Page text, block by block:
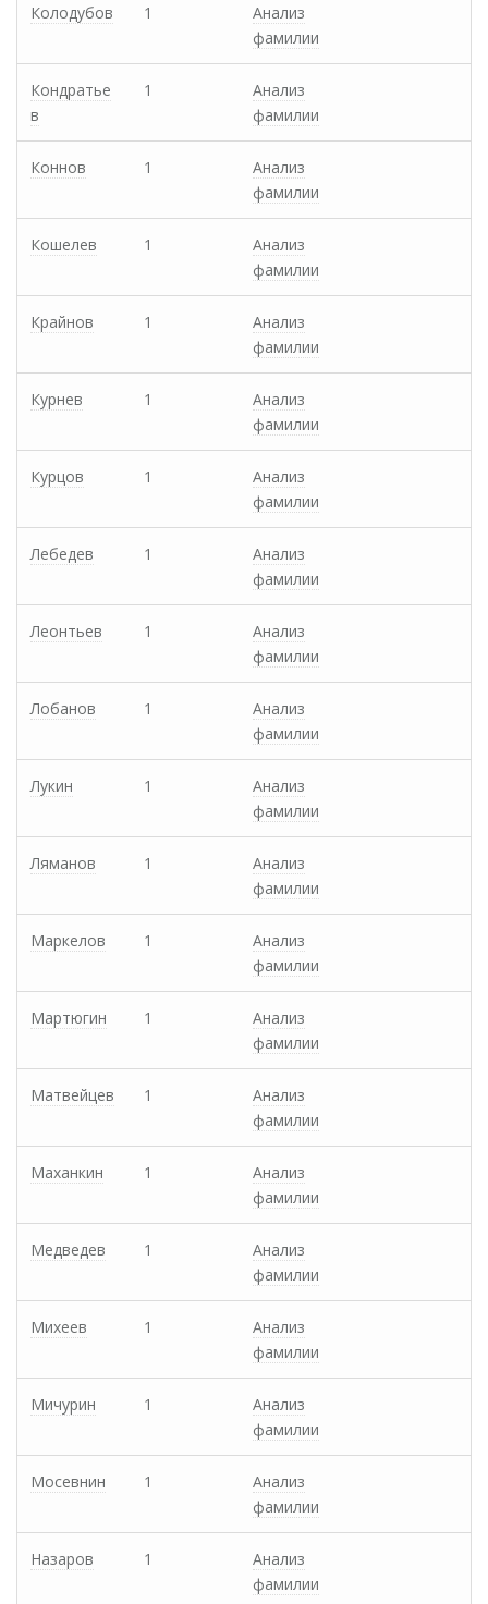
Колодубов 1
Анализ
фамилии
Кондратье
в
1
Анализ
фамилии
Коннов 1
Анализ
фамилии
Кошелев 1
Анализ
фамилии
Крайнов 1
Анализ
фамилии
Курнев 1
Анализ
фамилии
Курцов 1
Анализ
фамилии
Лебедев 1
Анализ
фамилии
Леонтьев 1
Анализ
фамилии
Лобанов 1
Анализ
фамилии
Лукин 1
Анализ
фамилии
Ляманов 1
Анализ
фамилии
Маркелов 1
Анализ
фамилии
Мартюгин 1
Анализ
фамилии
Матвейцев 1
Анализ
фамилии
Маханкин 1
Анализ
фамилии
Медведев 1
Анализ
фамилии
Михеев 1
Анализ
фамилии
Мичурин 1
Анализ
фамилии
Мосевнин 1
Анализ
фамилии
Назаров 1
Анализ
фамилии